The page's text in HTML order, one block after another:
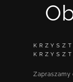
Zapraszamy